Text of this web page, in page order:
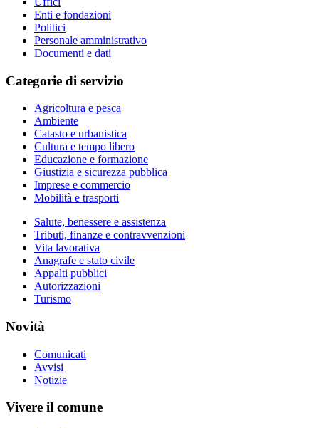
Enti e fondazioni
Politici
Personale amministrativo
Documenti e dati
Categorie di servizio
Agricoltura e pesca
Ambiente
Catasto e urbanistica
Cultura e tempo libero
Educazione e formazione
Giustizia e sicurezza pubblica
Imprese e commercio
Mobilità e trasporti
Salute, benessere e assistenza
Tributi, finanze e contravvenzioni
Vita lavorativa
Anagrafe e stato civile
Appalti pubblici
Autorizzazioni
Turismo
Novità
Comunicati
Avvisi
Notizie
Vivere il comune